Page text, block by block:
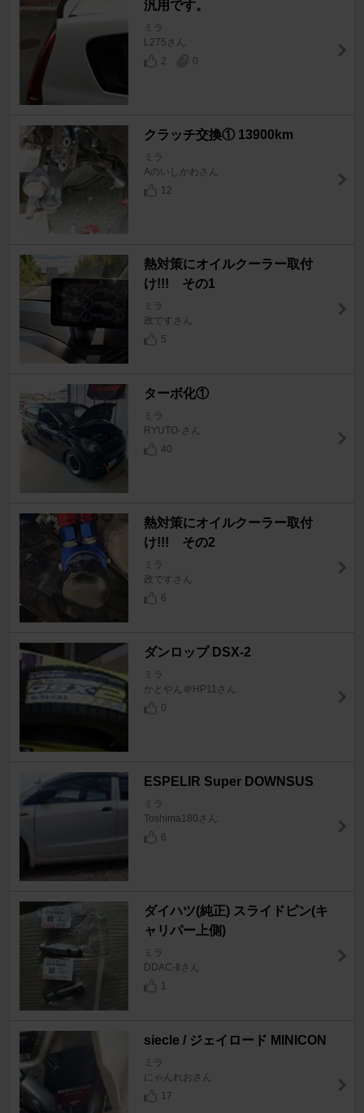
汎用です。
ミラ
L275さん
2
0
クラッチ交換① 13900km
ミラ
Aのいしかわさん
12
熱対策にオイルクーラー取付
け!!! その1
ミラ
政ですさん
5
ターボ化①
ミラ
RYUTO-さん
40
熱対策にオイルクーラー取付
け!!! その2
ミラ
政ですさん
6
ダンロップ DSX-2
ミラ
かとやん＠HP11さん
0
ESPELIR Super DOWNSUS
ミラ
Toshima180さん
6
ダイハツ(純正) スライドピン(キ
ャリパー上側)
ミラ
DDAC-Ⅱさん
1
siecle / ジェイロード MINICON
ミラ
にゃんれおさん
17